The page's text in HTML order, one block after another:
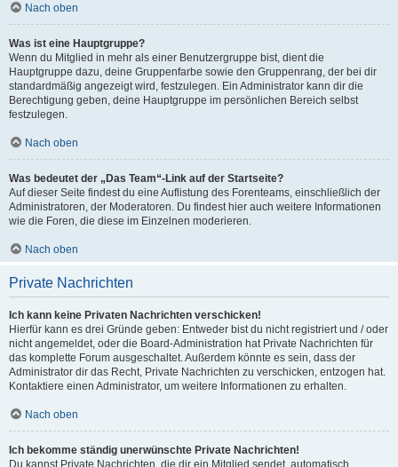
Nach oben
Was ist eine Hauptgruppe?
Wenn du Mitglied in mehr als einer Benutzergruppe bist, dient die
Hauptgruppe dazu, deine Gruppenfarbe sowie den Gruppenrang, der bei dir
standardmäßig angezeigt wird, festzulegen. Ein Administrator kann dir die
Berechtigung geben, deine Hauptgruppe im persönlichen Bereich selbst
festzulegen.
Nach oben
Was bedeutet der „Das Team“-Link auf der Startseite?
Auf dieser Seite findest du eine Auflistung des Forenteams, einschließlich der
Administratoren, der Moderatoren. Du findest hier auch weitere Informationen
wie die Foren, die diese im Einzelnen moderieren.
Nach oben
Private Nachrichten
Ich kann keine Privaten Nachrichten verschicken!
Hierfür kann es drei Gründe geben: Entweder bist du nicht registriert und / oder
nicht angemeldet, oder die Board-Administration hat Private Nachrichten für
das komplette Forum ausgeschaltet. Außerdem könnte es sein, dass der
Administrator dir das Recht, Private Nachrichten zu verschicken, entzogen hat.
Kontaktiere einen Administrator, um weitere Informationen zu erhalten.
Nach oben
Ich bekomme ständig unerwünschte Private Nachrichten!
Du kannst Private Nachrichten, die dir ein Mitglied sendet, automatisch